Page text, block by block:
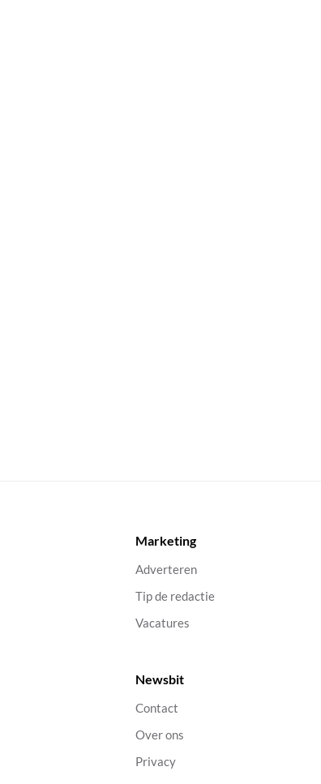
Marketing
Adverteren
Tip de redactie
Vacatures
Newsbit
Contact
Over ons
Privacy